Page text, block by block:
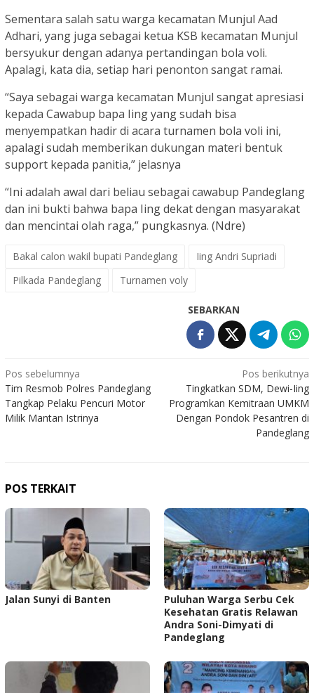
Sementara salah satu warga kecamatan Munjul Aad
Adhari, yang juga sebagai ketua KSB kecamatan Munjul
bersyukur dengan adanya pertandingan bola voli.
Apalagi, kata dia, setiap hari penonton sangat ramai.
“Saya sebagai warga kecamatan Munjul sangat apresiasi
kepada Cawabup bapa Iing yang sudah bisa
menyempatkan hadir di acara turnamen bola voli ini,
apalagi sudah memberikan dukungan materi bentuk
support kepada panitia,” jelasnya
“Ini adalah awal dari beliau sebagai cawabup Pandeglang
dan ini bukti bahwa bapa Iing dekat dengan masyarakat
dan mencintai olah raga,” pungkasnya. (Ndre)
Bakal calon wakil bupati Pandeglang
Iing Andri Supriadi
Pilkada Pandeglang
Turnamen voly
SEBARKAN
Navigasi
pos
Pos sebelumnya
Tim Resmob Polres Pandeglang
Tangkap Pelaku Pencuri Motor
Milik Mantan Istrinya
Pos berikutnya
Tingkatkan SDM, Dewi-Iing
Programkan Kemitraan UMKM
Dengan Pondok Pesantren di
Pandeglang
POS TERKAIT
Jalan Sunyi di Banten
Puluhan Warga Serbu Cek
Kesehatan Gratis Relawan
Andra Soni-Dimyati di
Pandeglang